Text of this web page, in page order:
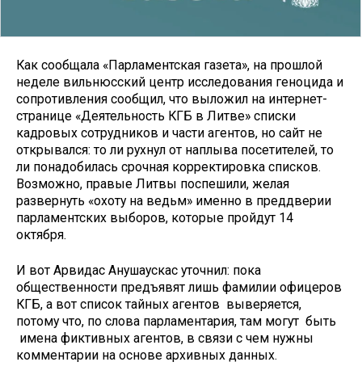
Как сообщала «Парламентская газета», на прошлой
неделе вильнюсский центр исследования геноцида и
сопротивления сообщил, что выложил на интернет-
странице «Деятельность КГБ в Литве» списки
кадровых сотрудников и части агентов, но сайт не
открывался: то ли рухнул от наплыва посетителей, то
ли понадобилась срочная корректировка списков.
Возможно, правые Литвы поспешили, желая
развернуть «охоту на ведьм» именно в преддверии
парламентских выборов, которые пройдут 14
октября.
И вот Арвидас Анушаускас уточнил: пока
общественности предъявят лишь фамилии офицеров
КГБ, а вот список тайных агентов выверяется,
потому что, по слова парламентария, там могут быть
имена фиктивных агентов, в связи с чем нужны
комментарии на основе архивных данных.